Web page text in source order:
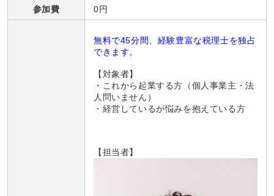
参加費 0円
無料で45分間、経験豊富な税理士を独占
できます。
【対象者】
・これから起業する方（個人事業主・法
人問いません）
・経営しているが悩みを抱えている方
【担当者】